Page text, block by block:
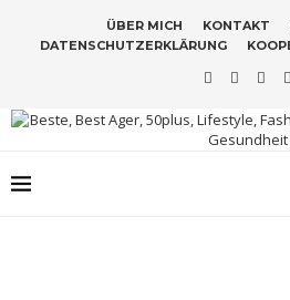
ÜBER MICH KONTAKT
DATENSCHUTZERKLÄRUNG